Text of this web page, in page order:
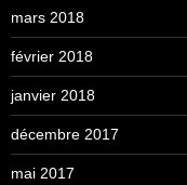
mars 2018
février 2018
janvier 2018
décembre 2017
mai 2017